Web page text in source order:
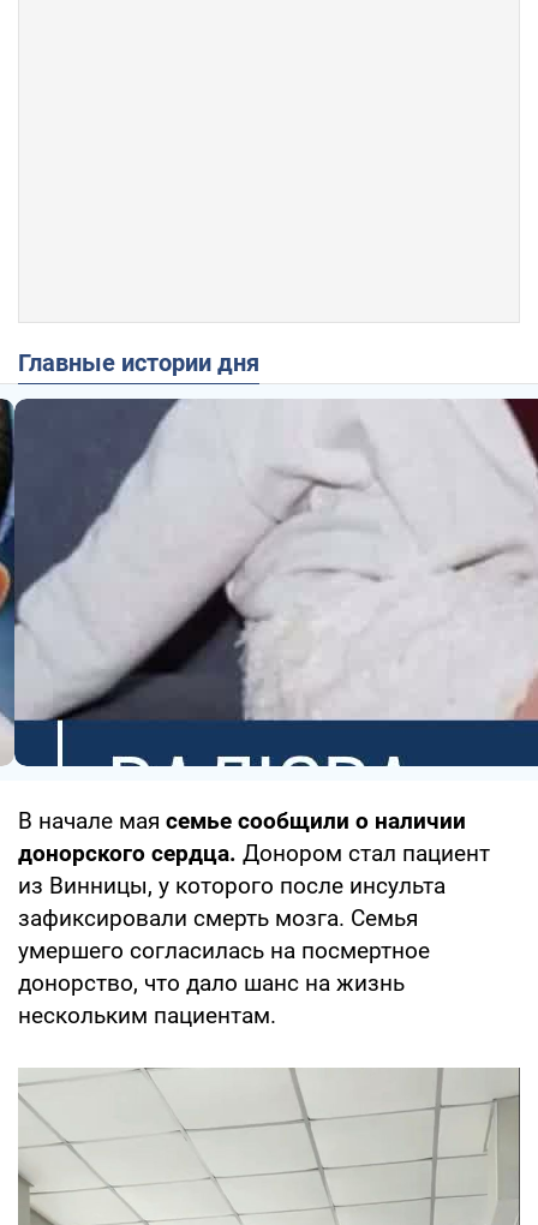
Главные истории дня
В начале мая семье сообщили о наличии
донорского сердца. Донором стал пациент
из Винницы, у которого после инсульта
зафиксировали смерть мозга. Семья
умершего согласилась на посмертное
донорство, что дало шанс на жизнь
нескольким пациентам.